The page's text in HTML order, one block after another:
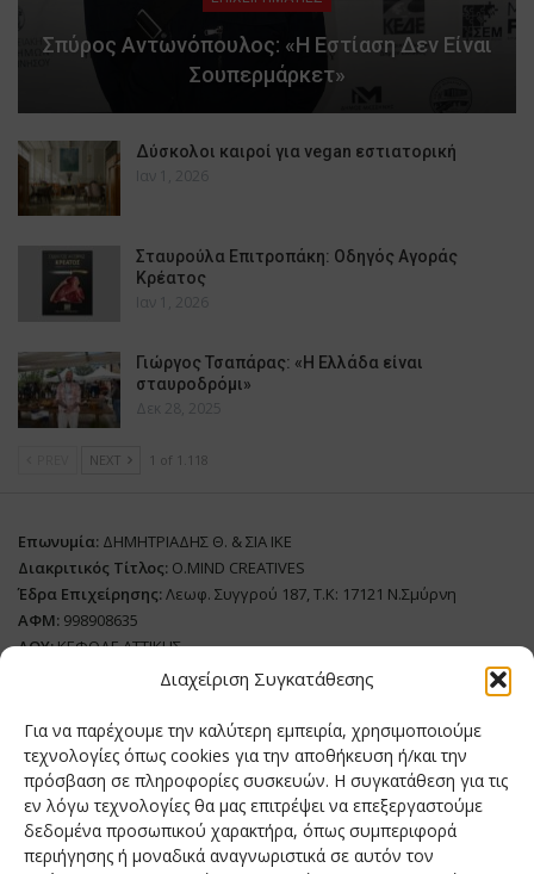
Διαχείριση Συγκατάθεσης
Για να παρέχουμε την καλύτερη εμπειρία, χρησιμοποιούμε
τεχνολογίες όπως cookies για την αποθήκευση ή/και την
πρόσβαση σε πληροφορίες συσκευών. Η συγκατάθεση για τις
εν λόγω τεχνολογίες θα μας επιτρέψει να επεξεργαστούμε
δεδομένα προσωπικού χαρακτήρα, όπως συμπεριφορά
περιήγησης ή μοναδικά αναγνωριστικά σε αυτόν τον
Σπύρος Αντωνόπουλος: «Η Εστίαση Δεν Είναι
Σουπερμάρκετ»
Δύσκολοι καιροί για vegan εστιατορική
Ιαν 1, 2026
Σταυρούλα Επιτροπάκη: Οδηγός Αγοράς
Κρέατος
Ιαν 1, 2026
Γιώργος Τσαπάρας: «Η Ελλάδα είναι
σταυροδρόμι»
Δεκ 28, 2025
NEXT 1 of 1.118
Επωνυμία: ΔΗΜΗΤΡΙΑΔΗΣ Θ. & ΣΙΑ ΙΚΕ
Διακριτικός Τίτλος: O.MIND CREATIVES
Έδρα Επιχείρησης:Λεωφ. Συγγρού 187, Τ.Κ: 17121 Ν.Σμύρνη
ΑΦΜ: 998908635
ΔΟΥ:ΚΕΦΟΔΕ ΑΤΤΙΚΗΣ
Όνομα Ιδιοκτήτη και Νόμιμο Πρόσωπο: Θεόδωρος Δημητριάδης
Διευθυντής Σύνταξης:Ευθυμιάτου Μαίρη
Domain:grillmagazine.gr
Δικαιούχος Domain:Θεόδωρος Δημητριάδης
Διευθυντής:Θεόδωρος Δημητριάδης
Διαχειριστής:Θεόδωρος Δημητριάδης
Δήλωση Συμμόρφωσης